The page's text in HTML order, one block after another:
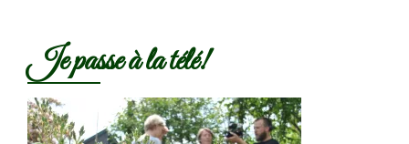
Je passe à la télé!